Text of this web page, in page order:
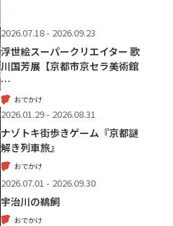
2026.07.18 - 2026.09.23
浮世絵スーパークリエイター 歌
川国芳展【京都市京セラ美術館
…
おでかけ
2026.01.29 - 2026.08.31
ナゾトキ街歩きゲーム『京都謎
解き列車旅』
おでかけ
2026.07.01 - 2026.09.30
宇治川の鵜飼
おでかけ